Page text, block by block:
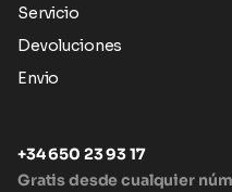
Servicio
Devoluciones
Envio
+34 650 23 93 17
Gratis desde cualquier